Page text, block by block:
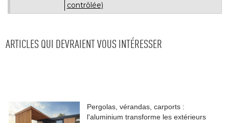
contrôlée)
ARTICLES QUI DEVRAIENT VOUS INTÉRESSER
Pergolas, vérandas, carports :
l'aluminium transforme les extérieurs